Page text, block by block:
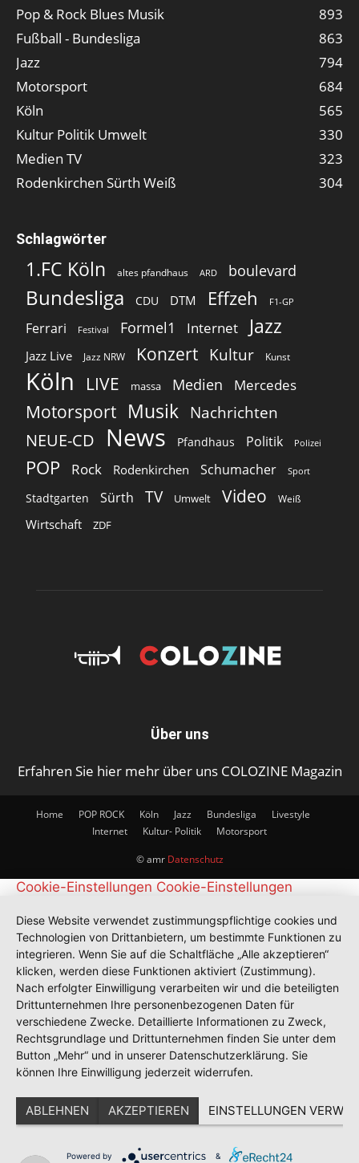
Pop & Rock Blues Musik
893
Fußball - Bundesliga
863
Jazz
794
Motorsport
684
Köln
565
Kultur Politik Umwelt
330
Medien TV
323
Rodenkirchen Sürth Weiß
304
Schlagwörter
1.FC Köln altes pfandhaus ARD boulevard
Bundesliga CDU DTM Effzeh F1-GP
Ferrari Festival Formel1 Internet Jazz
Jazz Live Jazz NRW Konzert Kultur Kunst
Köln LIVE massa Medien Mercedes
Motorsport Musik Nachrichten
NEUE-CD
News Pfandhaus Politik Polizei
POP Rock Rodenkirchen Schumacher Sport
Stadtgarten Sürth TV Umwelt Video Weiß
Wirtschaft ZDF
Über uns
Erfahren Sie hier mehr über uns COLOZINE Magazin
Home POP ROCK Köln Jazz Bundesliga
Livestyle
Internet
Kultur- Politik Motorsport
© amr Datenschutz
Cookie-Einstellungen Cookie-Einstellungen
Diese Website verwendet zustimmungspflichtige cookies und
Technologien von Drittanbietern, um bestimmte Funktionen zu
integrieren. Wenn Sie auf die Schaltfläche „Alle akzeptieren“
klicken, werden diese Funktionen aktiviert (Zustimmung).
Nach erfolgter Einwilligung verarbeiten wir und die beteiligten
Drittunternehmen Ihre personenbezogenen Daten für
verschiedene Zwecke. Detaillierte Informationen zu Zweck,
Rechtsgrundlage und Drittunternehmen finden Sie unter dem
Button „Mehr“ und in unserer Datenschutzerklärung. Sie
können Ihre Einwilligung jederzeit widerrufen.
ABLEHNEN AKZEPTIEREN EINSTELLUNGEN
Powered by &